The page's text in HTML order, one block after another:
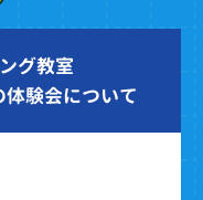
グ教室
験会について